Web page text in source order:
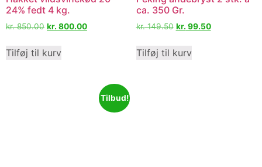
24% fedt 4 kg.
kr.850.00 kr. 800.00
Tilføj til kurv
ca. 350 Gr.
kr.149.50 kr. 99.50
Tilføj til kurv
Tilbud!